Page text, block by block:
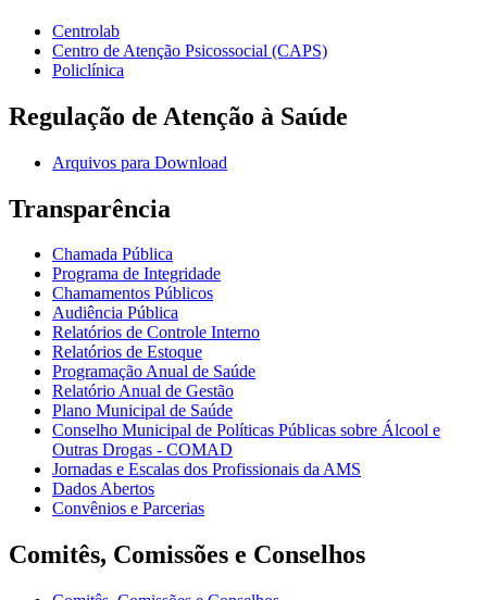
Centrolab
Centro de Atenção Psicossocial (CAPS)
Policlínica
Regulação de Atenção à Saúde
Arquivos para Download
Transparência
Chamada Pública
Programa de Integridade
Chamamentos Públicos
Audiência Pública
Relatórios de Controle Interno
Relatórios de Estoque
Programação Anual de Saúde
Relatório Anual de Gestão
Plano Municipal de Saúde
Conselho Municipal de Políticas Públicas sobre Álcool e
Outras Drogas - COMAD
Jornadas e Escalas dos Profissionais da AMS
Dados Abertos
Convênios e Parcerias
Comitês, Comissões e Conselhos